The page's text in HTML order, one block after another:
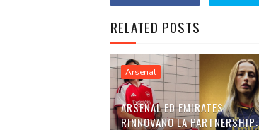
RELATED POSTS
Arsenal
ARSENAL ED EMIRATES
RINNOVANO LA PARTNERSHIP: